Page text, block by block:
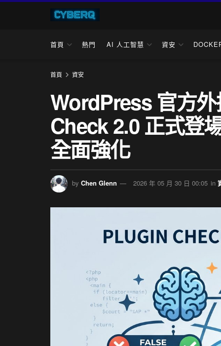
首頁 熱門 AI 人工智慧 資安
首頁 資安
WordPress 官方
Check 2.0 正式登
全面強化
by Chen Glenn 2026 年 05 月 30 日 00:05 in